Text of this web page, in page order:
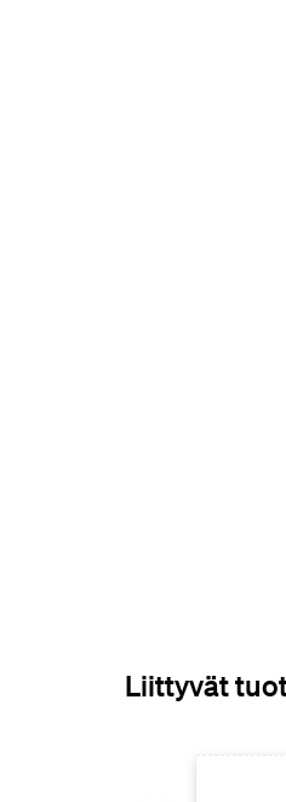
Liittyvät